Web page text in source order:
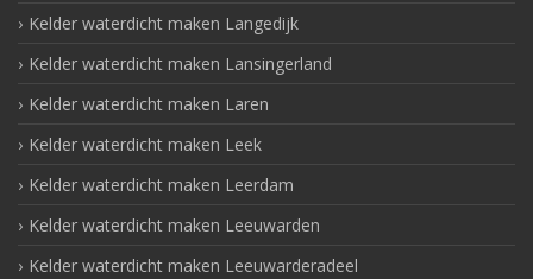
Kelder waterdicht maken Langedijk
Kelder waterdicht maken Lansingerland
Kelder waterdicht maken Laren
Kelder waterdicht maken Leek
Kelder waterdicht maken Leerdam
Kelder waterdicht maken Leeuwarden
Kelder waterdicht maken Leeuwarderadeel